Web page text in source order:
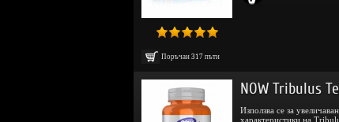
Поръчан 317 пъти
NOW Tribulus
Използва се за
характеристики на